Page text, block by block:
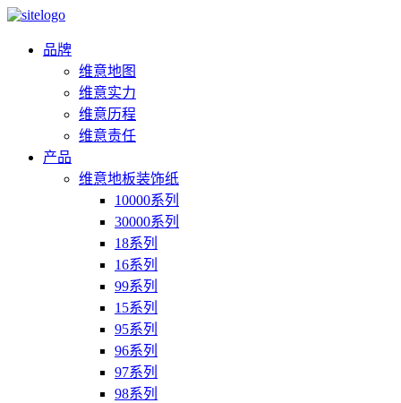
品牌
维意地图
维意实力
维意历程
维意责任
产品
维意地板装饰纸
10000系列
30000系列
18系列
16系列
99系列
15系列
95系列
96系列
97系列
98系列